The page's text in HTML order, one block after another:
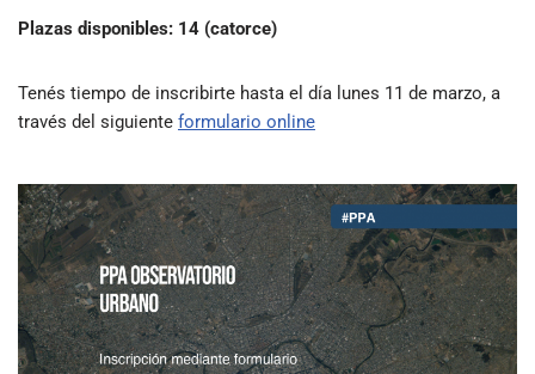
Plazas disponibles: 14 (catorce)
Tenés tiempo de inscribirte hasta el día lunes 11 de marzo, a
través del siguiente formulario online